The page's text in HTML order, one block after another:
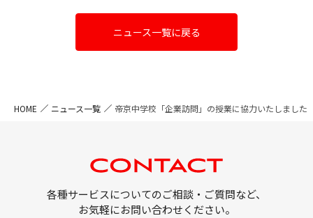
ニュース一覧に戻る
HOME ニュース一覧 帝京中学校「企業訪問」の授業に協力いたしました
各種サービスについてのご相談・ご質問など、
お気軽にお問い合わせください。